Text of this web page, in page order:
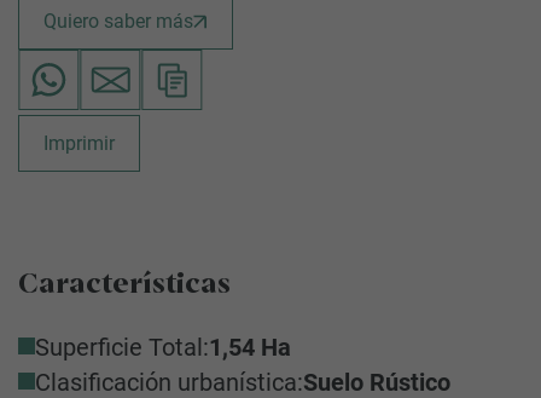
Quiero saber más
Imprimir
Características
Superficie Total:1,54 Ha
Clasificación urbanística:Suelo Rústico